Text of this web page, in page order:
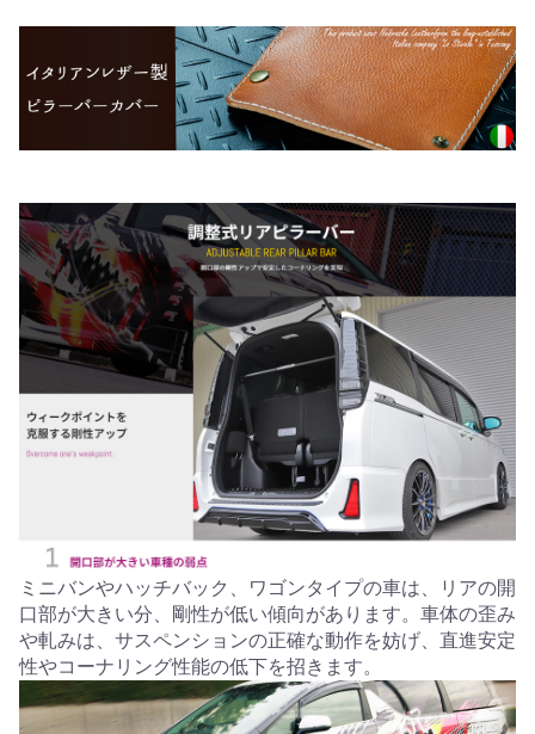
ミニバンやハッチバック、ワゴンタイプの車は、リアの開
口部が大きい分、剛性が低い傾向があります。車体の歪み
や軋みは、サスペンションの正確な動作を妨げ、直進安定
性やコーナリング性能の低下を招きます。